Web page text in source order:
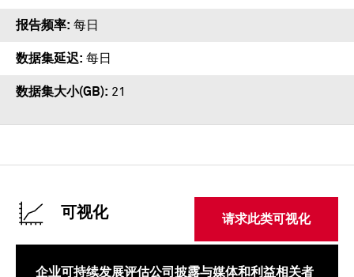
报告频率 每日
数据集延迟 每日
数据集大小(GB) 21
请求此类可视化
可视化
企业可持续发展评估公司披露与媒体和利益相关者